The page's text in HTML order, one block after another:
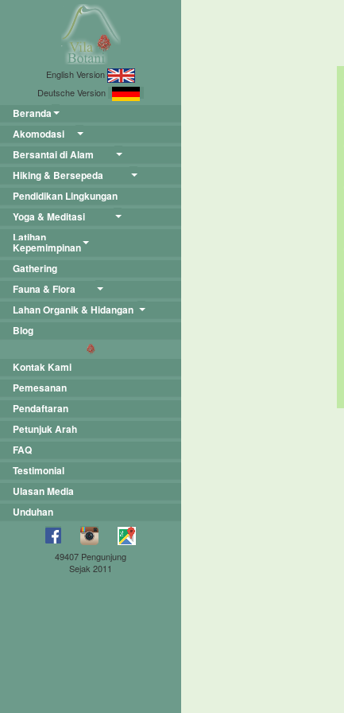
English Version
Deutsche Version
Beranda
Akomodasi
Bersantai di Alam
Hiking & Bersepeda
Pendidikan Lingkungan
Yoga & Meditasi
Latihan
Kepemimpinan
Gathering
Fauna & Flora
Lahan Organik & Hidangan
Blog
Kontak Kami
Pemesanan
Pendaftaran
Petunjuk Arah
FAQ
Testimonial
Ulasan Media
Unduhan
49407 Pengunjung
Sejak 2011